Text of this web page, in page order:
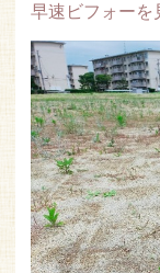
早速ビフォーを